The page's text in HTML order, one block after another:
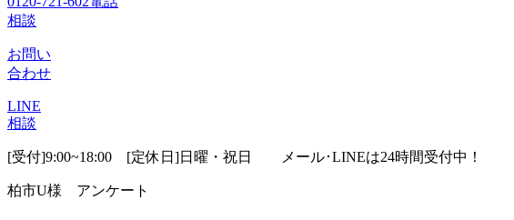
相談
お問い
合わせ
LINE
相談
[受付]9:00~18:00 [定休日]日曜・祝日 メール･LINEは24時間受付中！
柏市U様 アンケート